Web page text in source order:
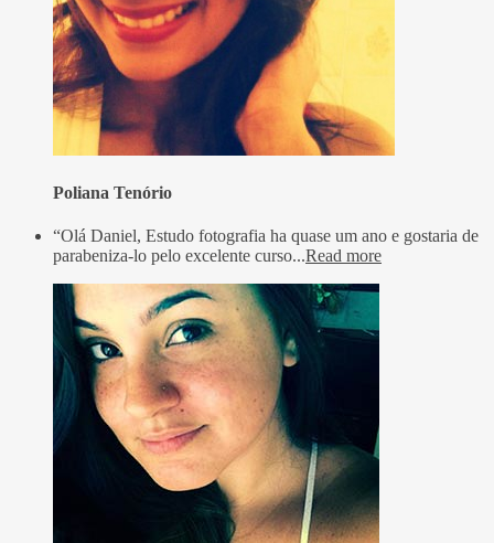
Poliana Tenório
“Olá Daniel, Estudo fotografia ha quase um ano e gostaria de
parabeniza-lo pelo excelente curso...Read more